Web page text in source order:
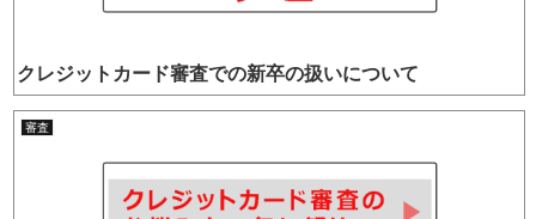
クレジットカード審査での新卒の扱いについて
審査